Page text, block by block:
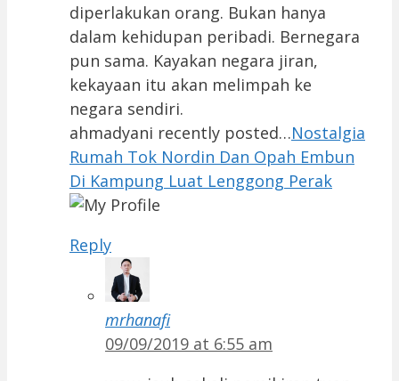
diperlakukan orang. Bukan hanya
dalam kehidupan peribadi. Bernegara
pun sama. Kayakan negara jiran,
kekayaan itu akan melimpah ke
negara sendiri.
ahmadyani recently posted…Nostalgia
Rumah Tok Nordin Dan Opah Embun
Di Kampung Luat Lenggong Perak
Reply
mrhanafi
09/09/2019 at 6:55 am